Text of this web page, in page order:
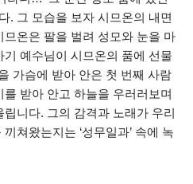
. 그 모습을 보자 시므온의 내면
온은 팔을 벌려 성모와 눈을 마
예수님이 시므온의 품에 선물
가슴에 받아 안은 첫 번째 사람
받아 안고 하늘을 우러러보며
니다. 그의 감격과 노래가 우리
쳐왔는지는 ‘성무일과’ 속에 녹